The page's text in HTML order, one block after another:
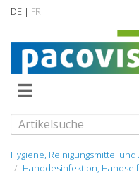
DE | FR
Abverkaufsartikel
Neuheiten
Vollsortiment
Hygiene, Reinigungsmittel
Handdesinfektion,